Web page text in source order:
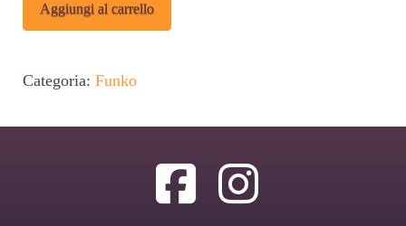
Funko
Figure
pezzo
Aggiungi al carrello
Categoria: Funko